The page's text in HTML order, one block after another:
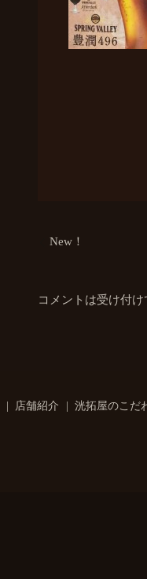
New！
コメントは受け付
店舗紹介 洸拓屋のこだ